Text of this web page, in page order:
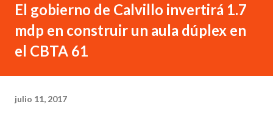
El gobierno de Calvillo invertirá 1.7
mdp en construir un aula dúplex en
el CBTA 61
julio 11, 2017